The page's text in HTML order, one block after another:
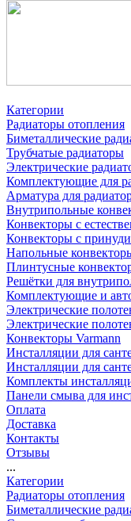
Категории
Радиаторы отопления
Биметаллические
Трубчатые радиаторы
Электрические
Комплектующие для
Арматура для
Внутрипольные
Конвекторы с
Конвекторы с
Напольные
Плинтусные
Решётки для
Комплектующие и
Электрические
Электрические
Конвекторы Varmann
Инсталляции для
Инсталляции для
Комплекты
Панели смыва для
Оплата
Доставка
Контакты
Отзывы
...
Категории
Радиаторы отопления
Биметаллические